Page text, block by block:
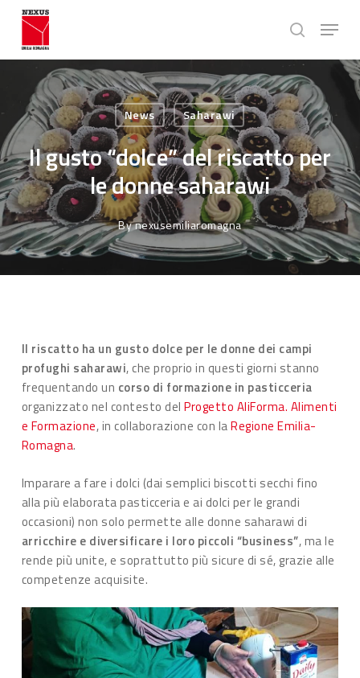
Skip
main
content
search
Menu
News Saharawi
Il gusto “dolce” del riscatto per
le donne saharawi
Bynexusemiliaromagna
Il riscatto ha un gusto dolce per le donne dei campi
profughi saharawi, che proprio in questi giorni stanno
frequentando un corso di formazione in pasticceria
organizzato nel contesto delProgetto AliForma. Alimenti
e Formazione, in collaborazione con laRegione Emilia-
Romagna.
Imparare a fare i dolci (dai semplici biscotti secchi fino
alla più elaborata pasticceria e ai dolci per le grandi
occasioni) non solo permette alle donne saharawi di
arricchire e diversificare i loro piccoli “business”, ma le
rende più unite, e soprattutto più sicure di sé, grazie alle
competenze acquisite.
Menu